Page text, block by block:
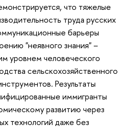
что тяжелые
труда русских
барьеры
"неявного знания" –
уровнем человеческого
сельскохозяйственного
Результаты
иммигранты
развитию через
технологий даже без